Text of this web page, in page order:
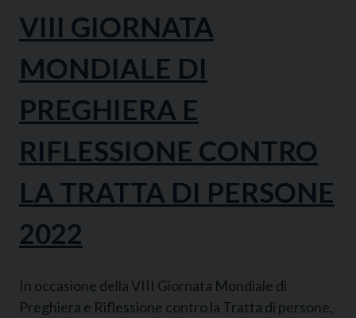
VIII GIORNATA
MONDIALE DI
PREGHIERA E
RIFLESSIONE CONTRO
LA TRATTA DI PERSONE
2022
In occasione della VIII Giornata Mondiale di
Preghiera e Riflessione contro la Tratta di persone,